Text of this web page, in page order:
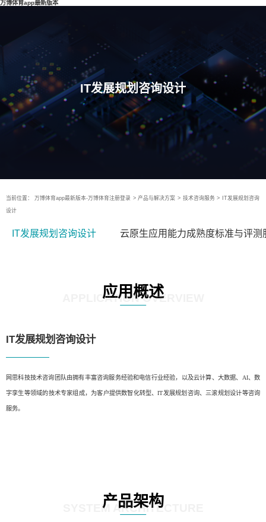
万博体育app最新版本
IT发展规划咨询设计
当前位置： 万博体育app最新版本-万博体育注册登录 > 产品与解决方案 > 技术咨询服务 > IT发展规划咨询
设计
IT发展规划咨询设计 云原生应用能力成熟度标准与评测
应用概述
APPLICATION OVERVIEW
IT发展规划咨询设计
网思科技技术咨询团队由拥有丰富咨询服务经验和电信行业经验，以及云计算、大数据、AI、数
字孪生等领域的技术专家组成，为客户提供数智化转型、IT发展规划咨询、三滚规划设计等咨询
服务。
产品架构
SYSTEM ARCHITECTURE